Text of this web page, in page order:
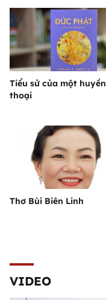
Tiểu sử của một huyền
thoại
Thơ Bùi Biên Linh
VIDEO